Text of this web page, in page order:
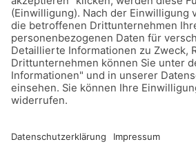
Hotel & Gästehaus Wellenreiter |
FAQ